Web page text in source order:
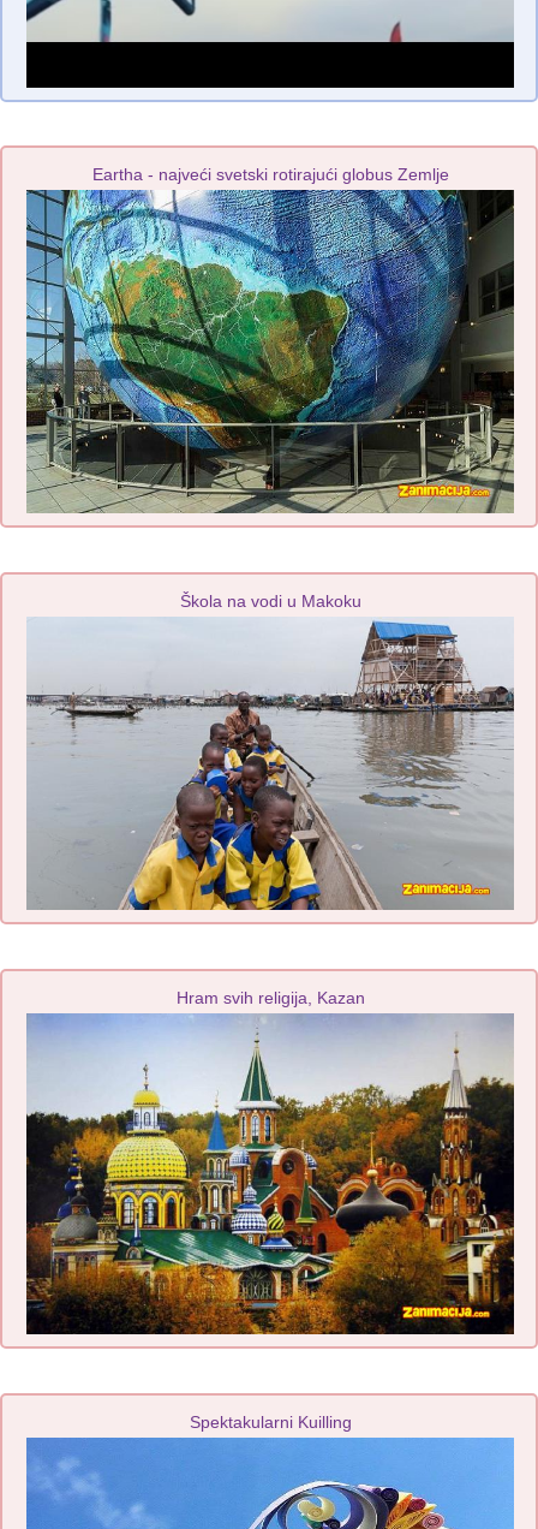
Eartha - najveći svetski rotirajući globus Zemlje
Škola na vodi u Makoku
Hram svih religija, Kazan
Spektakularni Kuilling